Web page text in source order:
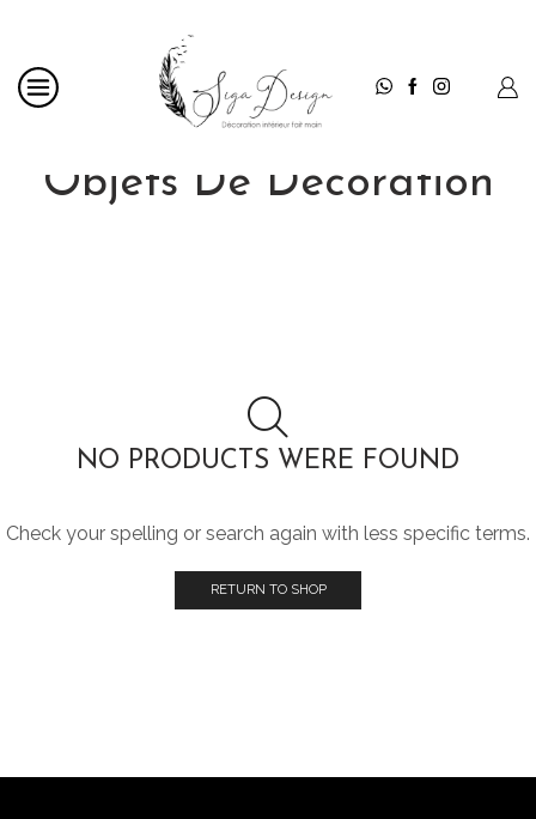
Objets De Décoration
NO PRODUCTS WERE FOUND
Check your spelling or search again with less specific terms.
RETURN TO SHOP